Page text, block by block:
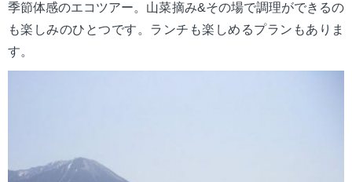
language English
mail_outline
季節体感のエコツアー。山菜摘み&その場で調理ができるの
も楽しみのひとつです。ランチも楽しめるプランもありま
す。